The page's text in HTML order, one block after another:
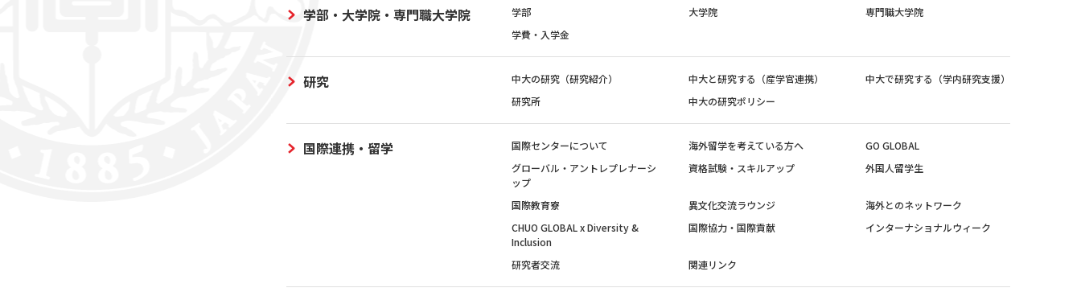
学部・大学院・専門職大学院 学部 大学院
専門職大学院
学費・入学金
研究 中大の研究（研究紹介） 中大と研究する（産学官連携）
中大で研究する（学内研究支援）
研究所
中大の研究ポリシー
国際連携・留学 国際センターについて 海外留学を考えている方へ
GO GLOBAL
グローバル・アントレプレナーシ
ップ
資格試験・スキルアップ 外国人留学生
国際教育寮 異文化交流ラウンジ
海外とのネットワーク
CHUO GLOBAL x Diversity &
Inclusion
国際協力・国際貢献 インターナショナルウィーク
研究者交流 関連リンク